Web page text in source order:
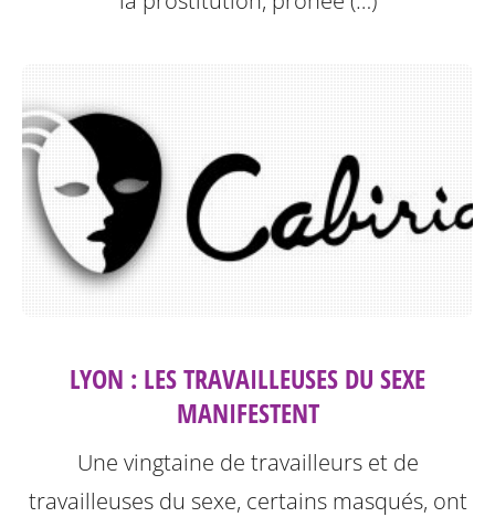
LYON : LES TRAVAILLEUSES DU SEXE
MANIFESTENT
Une vingtaine de travailleurs et de
travailleuses du sexe, certains masqués, ont